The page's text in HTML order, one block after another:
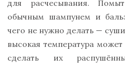
для расчесывания.
обычным шампунем и
чего не нужно делать —
высокая температура
сделать их